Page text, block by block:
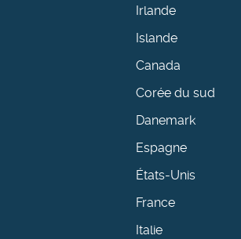
Irlande
Islande
Canada
Corée du sud
Danemark
Espagne
États-Unis
France
Italie